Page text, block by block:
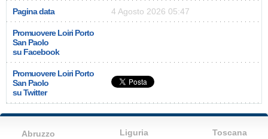
Pagina data 4 Agosto 2026 05:47
Promuovere Loiri Porto
San Paolo
su Facebook
Promuovere Loiri Porto
San Paolo
su Twitter
Abruzzo
Liguria
Toscana